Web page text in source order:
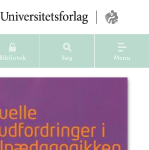
Bibliotek Søg Menu